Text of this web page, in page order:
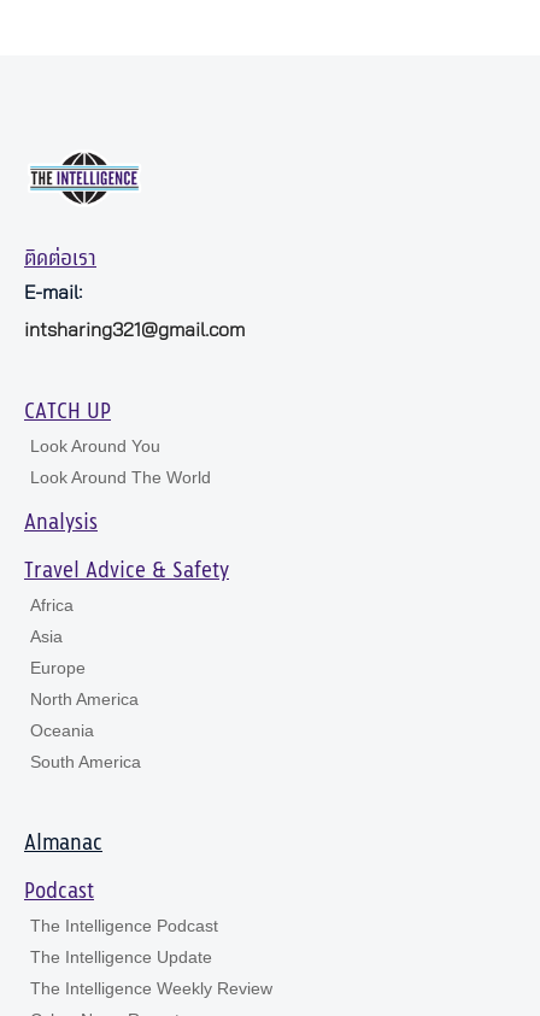
ติดต่อเรา
E-mail:
intsharing321@gmail.com
CATCH UP
Look Around You
Look Around The World
Analysis
Travel Advice & Safety
Africa
Asia
Europe
North America
Oceania
South America
Almanac
Podcast
The Intelligence Podcast
The Intelligence Update
The Intelligence Weekly Review